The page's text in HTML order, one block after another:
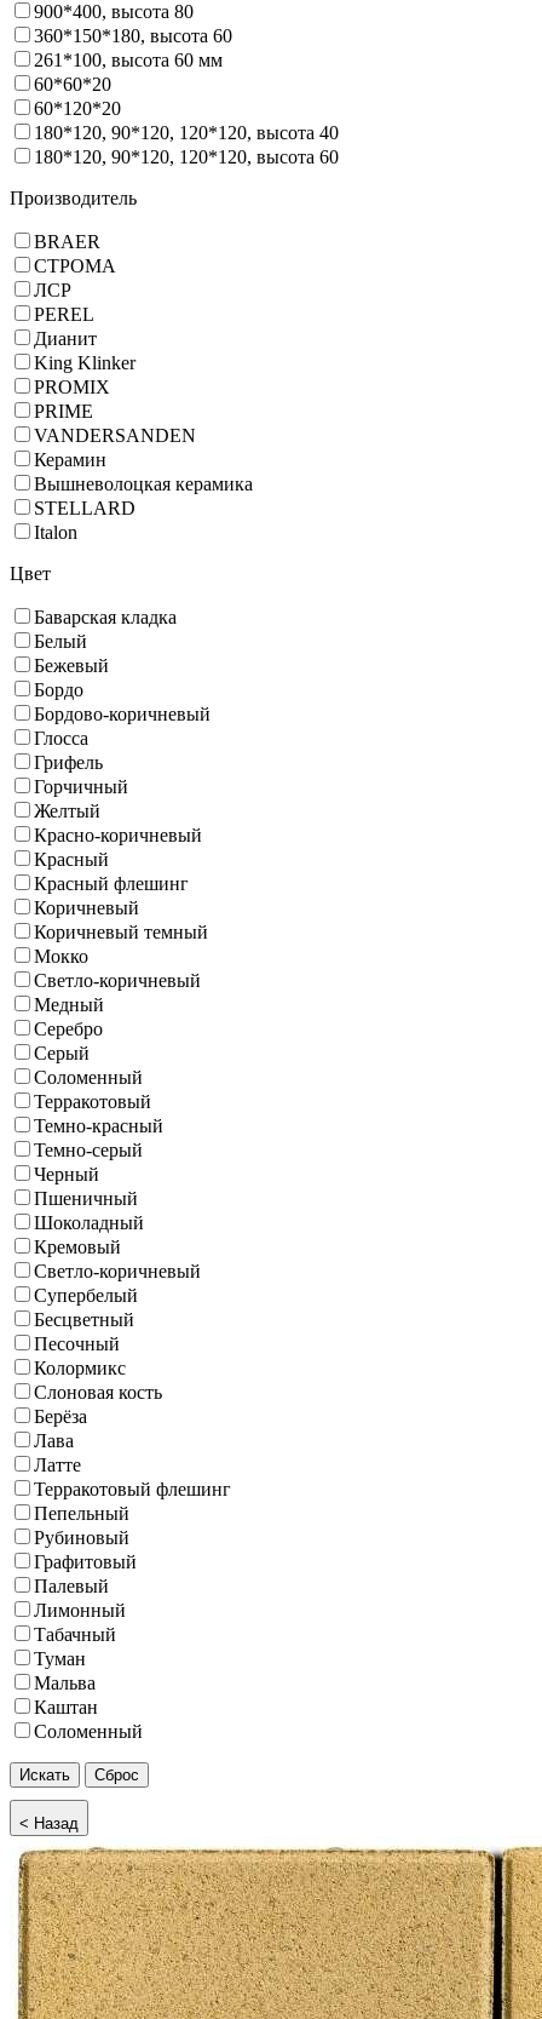
900*400, высота 80
360*150*180, высота 60
261*100, высота 60 мм
60*60*20
60*120*20
180*120, 90*120, 120*120, высота 40
180*120, 90*120, 120*120, высота 60
Производитель
BRAER
СТРОМА
ЛСР
PEREL
Дианит
King Klinker
PROMIX
PRIME
VANDERSANDEN
Керамин
Вышневолоцкая керамика
STELLARD
Italon
Цвет
Баварская кладка
Белый
Бежевый
Бордо
Бордово-коричневый
Глосса
Грифель
Горчичный
Желтый
Красно-коричневый
Красный
Красный флешинг
Коричневый
Коричневый темный
Мокко
Светло-коричневый
Медный
Серебро
Серый
Соломенный
Терракотовый
Темно-красный
Темно-серый
Черный
Пшеничный
Шоколадный
Кремовый
Светло-коричневый
Супербелый
Бесцветный
Песочный
Колормикс
Слоновая кость
Берёза
Лава
Латте
Терракотовый флешинг
Пепельный
Рубиновый
Графитовый
Палевый
Лимонный
Табачный
Туман
Мальва
Каштан
Соломенный